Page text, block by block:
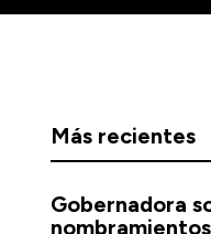
Más recientes
Gobernadora